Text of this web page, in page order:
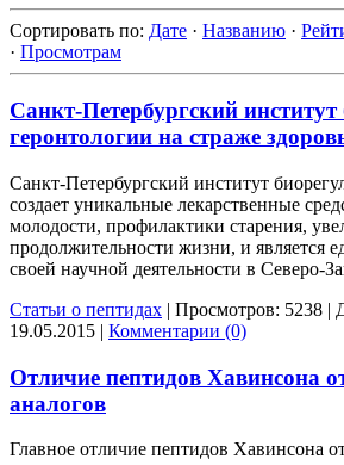
Сортировать по: Дате · Названию ·
· Просмотрам
Санкт-Петербургский
геронтологии на страже
Санкт-Петербургский институт
создает уникальные лекарственные
молодости, профилактики старения,
продолжительности жизни, и является
своей научной деятельности в Северо-
Статьи о пептидах | Просмотров: 5238 |
19.05.2015 | Комментарии (0)
Отличие пептидов Хавинсона
аналогов
Главное отличие пептидов Хавинсона